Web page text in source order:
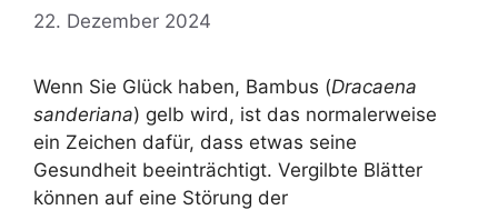
22. Dezember 2024
Wenn Sie Glück haben, Bambus (Dracaena
sanderiana) gelb wird, ist das normalerweise
ein Zeichen dafür, dass etwas seine
Gesundheit beeinträchtigt. Vergilbte Blätter
können auf eine Störung der